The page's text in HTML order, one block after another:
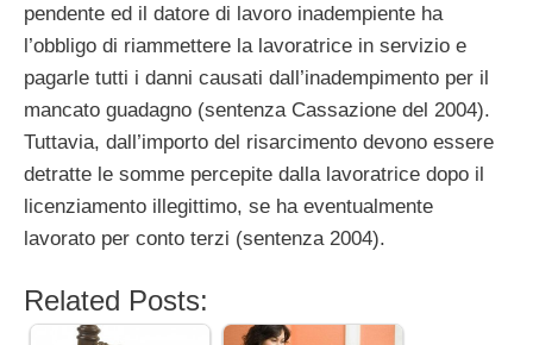
pendente ed il datore di lavoro inadempiente ha
l’obbligo di riammettere la lavoratrice in servizio e
pagarle tutti i danni causati dall’inadempimento per il
mancato guadagno (sentenza Cassazione del 2004).
Tuttavia, dall’importo del risarcimento devono essere
detratte le somme percepite dalla lavoratrice dopo il
licenziamento illegittimo, se ha eventualmente
lavorato per conto terzi (sentenza 2004).
Related Posts: